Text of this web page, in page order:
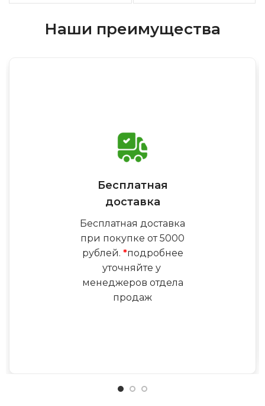
Наши преимущества
Бесплатная
доставка
Бесплатная доставка
при покупке от 5000
рублей. *подробнее
уточняйте у
менеджеров отдела
продаж